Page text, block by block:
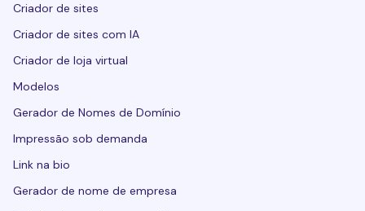
Criador de sites
Criador de sites com IA
Criador de loja virtual
Modelos
Gerador de Nomes de Domínio
Impressão sob demanda
Link na bio
Gerador de nome de empresa